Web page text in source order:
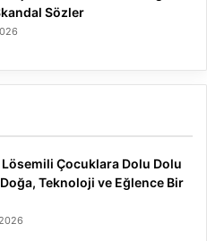
Sözler
Lösemili Çocuklara Dolu Dolu
Teknoloji ve Eğlence Bir